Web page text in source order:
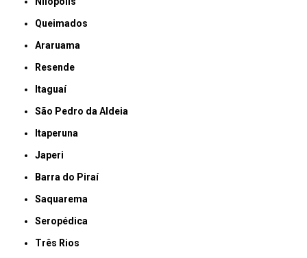
Queimados
Araruama
Resende
Itaguaí
São Pedro da Aldeia
Itaperuna
Japeri
Barra do Piraí
Saquarema
Seropédica
Três Rios